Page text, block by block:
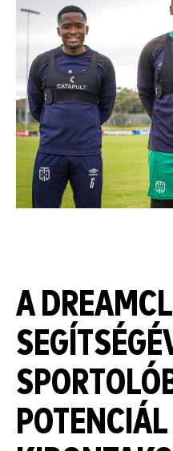
A
POTENCIÁL